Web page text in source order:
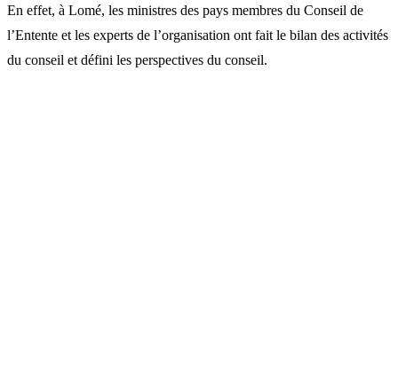
En effet, à Lomé, les ministres des pays membres du Conseil de
l’Entente et les experts de l’organisation ont fait le bilan des activités
du conseil et défini les perspectives du conseil.